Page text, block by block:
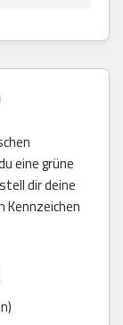
eine grüne
dir deine
Kennzeichen